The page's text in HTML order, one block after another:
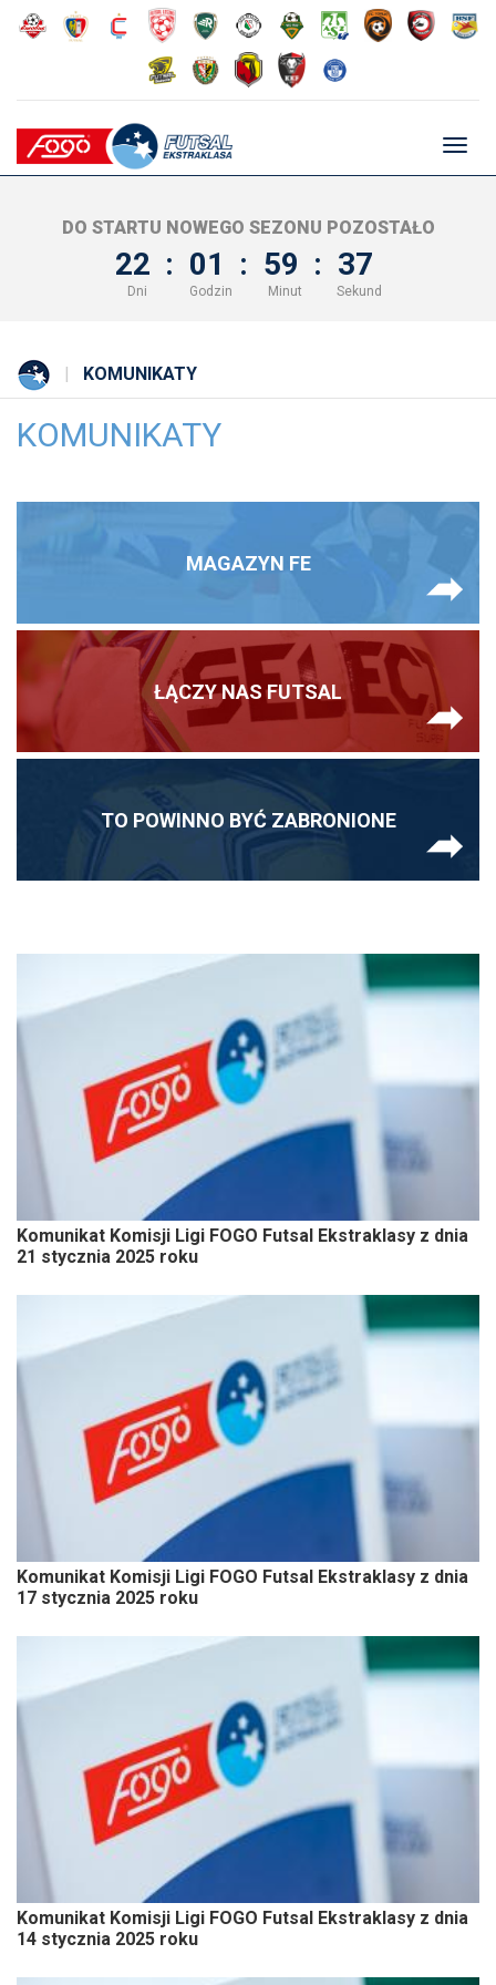
DO STARTU NOWEGO SEZONU POZOSTAŁO
22 : 01 : 59 : 36
Dni Godzin Minut Sekund
KOMUNIKATY
KOMUNIKATY
MAGAZYN FE
ŁĄCZY NAS FUTSAL
TO POWINNO BYĆ ZABRONIONE
Komunikat Komisji Ligi FOGO Futsal Ekstraklasy z dnia
21 stycznia 2025 roku
Komunikat Komisji Ligi FOGO Futsal Ekstraklasy z dnia
17 stycznia 2025 roku
Komunikat Komisji Ligi FOGO Futsal Ekstraklasy z dnia
14 stycznia 2025 roku